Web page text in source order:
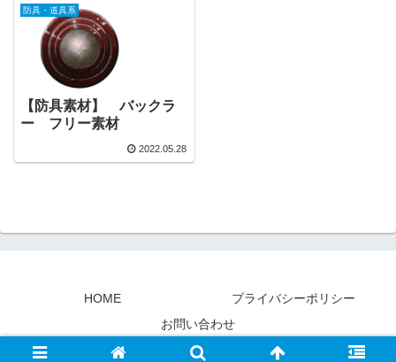
防具・道具系
【防具素材】 バックラ
ー フリー素材
2022.05.28
HOME
プライバシーポリシー
お問い合わせ
© 2022 素材屋『氏』.